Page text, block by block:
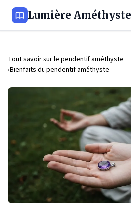
Lumière Améthyste
Tout savoir sur le pendentif améthyste
Bienfaits du pendentif améthyste